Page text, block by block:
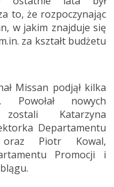
to, że rozpoczynając
w jakim znajduje się
za kształt budżetu
Missan podjął kilka
Powołał nowych
Katarzyna
Departamentu
Piotr Kowal,
Promocji i